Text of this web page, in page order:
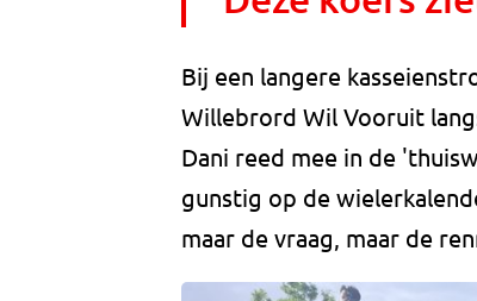
Bij een langere
Willebrord Wil Vooruit
Dani reed mee in de
gunstig op de
maar de vraag, maar de